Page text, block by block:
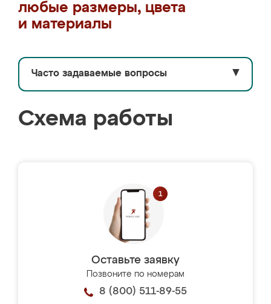
любые размеры, цвета
и материалы
Часто задаваемые вопросы ▼
Схема работы
Оставьте заявку
Позвоните по номерам
8 (800) 511-89-55